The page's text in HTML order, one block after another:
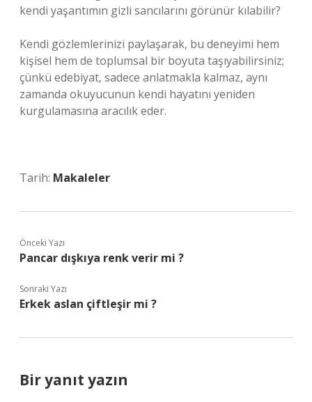
kendi yaşantımın gizli sancılarını görünür kılabilir?
Kendi gözlemlerinizi paylaşarak, bu deneyimi hem
kişisel hem de toplumsal bir boyuta taşıyabilirsiniz;
çünkü edebiyat, sadece anlatmakla kalmaz, aynı
zamanda okuyucunun kendi hayatını yeniden
kurgulamasına aracılık eder.
Tarih: Makaleler
Önceki Yazı
Pancar dışkıya renk verir mi ?
Sonraki Yazı
Erkek aslan çiftleşir mi ?
Bir yanıt yazın